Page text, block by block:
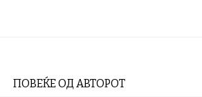
ПОВЕЌЕ ОД АВТОРОТ